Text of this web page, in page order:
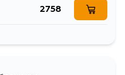
2758